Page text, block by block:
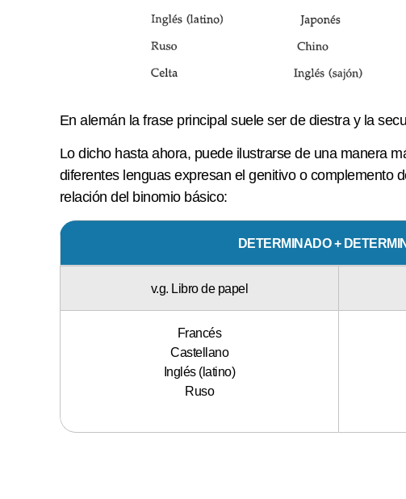
En alemán la frase principal suele ser de diestra y la
Lo dicho hasta ahora, puede ilustrarse de una manera
diferentes lenguas expresan el genitivo o complemento
relación del binomio básico:
DETERMINADO +
v.g. Libro de papel
Francés
Castellano
Inglés (latino)
Ruso